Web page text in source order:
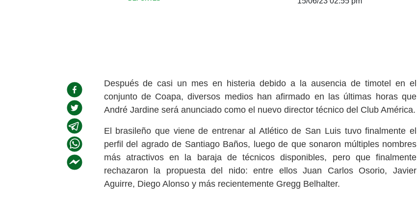
Después de casi un mes en histeria debido a la ausencia de timotel en el
conjunto de Coapa, diversos medios han afirmado en las últimas horas que
André Jardine será anunciado como el nuevo director técnico del Club América.
El brasileño que viene de entrenar al Atlético de San Luis tuvo finalmente el
perfil del agrado de Santiago Baños, luego de que sonaron múltiples nombres
más atractivos en la baraja de técnicos disponibles, pero que finalmente
rechazaron la propuesta del nido: entre ellos Juan Carlos Osorio, Javier
Aguirre, Diego Alonso y más recientemente Gregg Belhalter.